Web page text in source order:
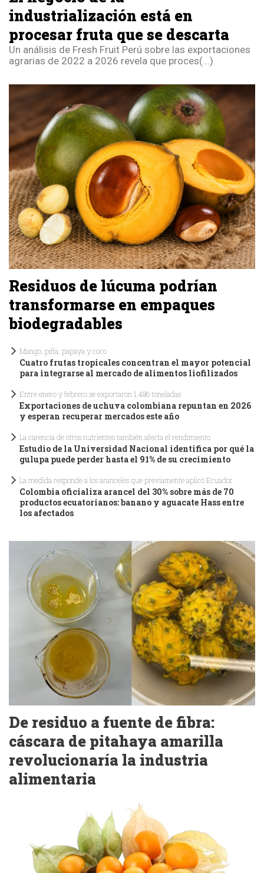
industrialización está en
procesar fruta que se descarta
Un análisis de Fresh Fruit Perú sobre las exportaciones
agrarias de 2022 a 2026 revela que proces(...)
Residuos de lúcuma podrían
transformarse en empaques
biodegradables
Mango, piña, papaya y coco
Cuatro frutas tropicales concentran el mayor potencial
para integrarse al mercado de alimentos liofilizados
Entre enero y febrero se exportaron 1.486 toneladas
Exportaciones de uchuva colombiana repuntan en 2026
y esperan recuperar mercados este año
La carencia de otros nutrientes también afecta el rendimiento
Estudio de la Universidad Nacional identifica por qué la
gulupa puede perder hasta el 91% de su crecimiento
La medida responde a los aranceles que previamente aplicó Ecuador
Colombia oficializa arancel del 30% sobre más de 70
productos ecuatorianos: banano y aguacate Hass entre
los afectados
De residuo a fuente de fibra:
cáscara de pitahaya amarilla
revolucionaría la industria
alimentaria